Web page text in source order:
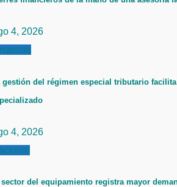
4, 2026
gestión del régimen especial tributario
4, 2026
del equipamiento registra mayor